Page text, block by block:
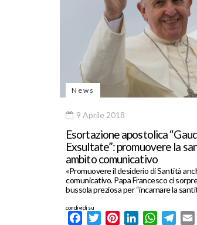
News
9 Aprile 2018
Esortazione apostolica
Exsultate”: promuovere la
ambito comunicativo
«Promuovere il desiderio di Santità
comunicativo. Papa Francesco ci
bussola preziosa per “incarnare la
condividi su
FacebookTwitterPinterestLinkedIn